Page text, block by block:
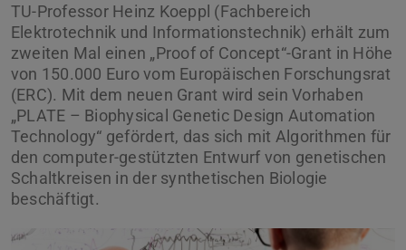
TU-Professor Heinz Koeppl (Fachbereich
Elektrotechnik und Informationstechnik) erhält zum
zweiten Mal einen „Proof of Concept“-Grant in Höhe
von 150.000 Euro vom Europäischen Forschungsrat
(ERC). Mit dem neuen Grant wird sein Vorhaben
„PLATE – Biophysical Genetic Design Automation
Technology“ gefördert, das sich mit Algorithmen für
den computer-gestützten Entwurf von genetischen
Schaltkreisen in der synthetischen Biologie
beschäftigt.